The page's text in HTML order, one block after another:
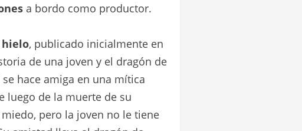
a bordo como productor.
hielo, publicado inicialmente en
de una joven y el dragón de
hace amiga en una mítica
luego de la muerte de su
pero la joven no le tiene